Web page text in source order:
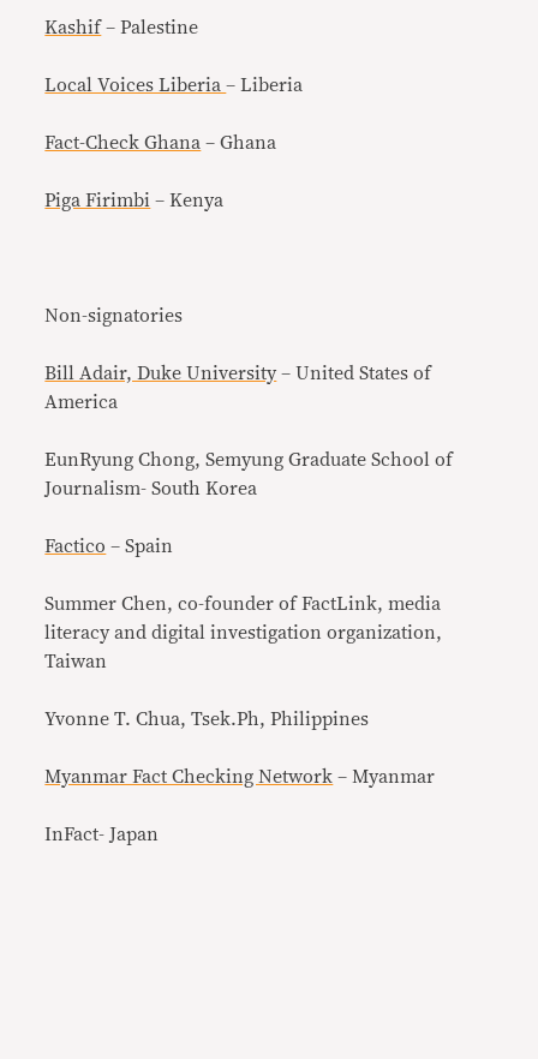
Kashif– Palestine
Local Voices Liberia– Liberia
Fact-Check Ghana – Ghana
Piga Firimbi – Kenya
Non-signatories
Bill Adair, Duke University – United States of
America
EunRyung Chong, Semyung Graduate School of
Journalism- South Korea
Factico – Spain
Summer Chen, co-founder of FactLink, media
literacy and digital investigation organization,
Taiwan
Yvonne T. Chua, Tsek.Ph, Philippines
Myanmar Fact Checking Network – Myanmar
InFact‐ Japan